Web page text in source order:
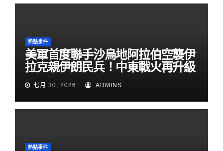
熱點事件
美軍首度聯手沙烏地阿拉伯空襲伊
拉克親伊朗民兵！中東戰火再升級
七月 30, 2026 ADMINS
熱點事件